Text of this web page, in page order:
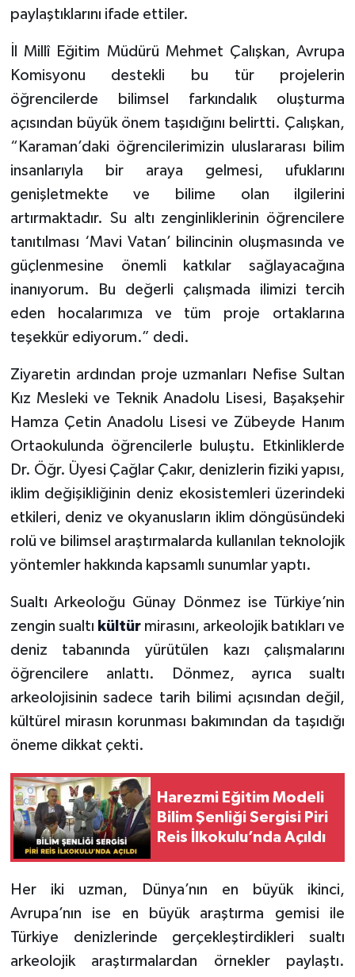
paylaştıklarını ifade ettiler.
İl Millî Eğitim Müdürü Mehmet Çalışkan, Avrupa
Komisyonu destekli bu tür projelerin
öğrencilerde bilimsel farkındalık oluşturma
açısından büyük önem taşıdığını belirtti. Çalışkan,
“Karaman’daki öğrencilerimizin uluslararası bilim
insanlarıyla bir araya gelmesi, ufuklarını
genişletmekte ve bilime olan ilgilerini
artırmaktadır. Su altı zenginliklerinin öğrencilere
tanıtılması ‘Mavi Vatan’ bilincinin oluşmasında ve
güçlenmesine önemli katkılar sağlayacağına
inanıyorum. Bu değerli çalışmada ilimizi tercih
eden hocalarımıza ve tüm proje ortaklarına
teşekkür ediyorum.” dedi.
Ziyaretin ardından proje uzmanları Nefise Sultan
Kız Mesleki ve Teknik Anadolu Lisesi, Başakşehir
Hamza Çetin Anadolu Lisesi ve Zübeyde Hanım
Ortaokulunda öğrencilerle buluştu. Etkinliklerde
Dr. Öğr. Üyesi Çağlar Çakır, denizlerin fiziki yapısı,
iklim değişikliğinin deniz ekosistemleri üzerindeki
etkileri, deniz ve okyanusların iklim döngüsündeki
rolü ve bilimsel araştırmalarda kullanılan teknolojik
yöntemler hakkında kapsamlı sunumlar yaptı.
Sualtı Arkeoloğu Günay Dönmez ise Türkiye’nin
zengin sualtı kültürmirasını, arkeolojik batıkları ve
deniz tabanında yürütülen kazı çalışmalarını
öğrencilere anlattı. Dönmez, ayrıca sualtı
arkeolojisinin sadece tarih bilimi açısından değil,
kültürel mirasın korunması bakımından da taşıdığı
öneme dikkat çekti.
Harezmi Eğitim Modeli
Bilim Şenliği Sergisi Piri
Reis İlkokulu’nda Açıldı
Her iki uzman, Dünya’nın en büyük ikinci,
Avrupa’nın ise en büyük araştırma gemisi ile
Türkiye denizlerinde gerçekleştirdikleri sualtı
arkeolojik araştırmalardan örnekler paylaştı.